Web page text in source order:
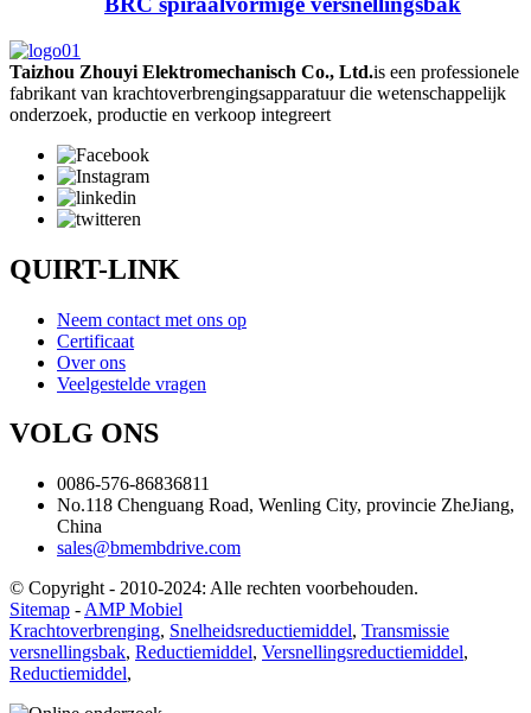
Taizhou Zhouyi Elektromechanisch Co., Ltd.is een professionele
fabrikant van krachtoverbrengingsapparatuur die wetenschappelijk
onderzoek, productie en verkoop integreert
QUIRT-LINK
Neem contact met ons op
Certificaat
Over ons
Veelgestelde vragen
VOLG ONS
0086-576-86836811
No.118 Chenguang Road, Wenling City, provincie ZheJiang,
China
sales@bmembdrive.com
© Copyright - 2010-2024: Alle rechten voorbehouden.
Sitemap - AMP Mobiel
Krachtoverbrenging, Snelheidsreductiemiddel, Transmissie
versnellingsbak, Reductiemiddel, Versnellingsreductiemiddel,
Reductiemiddel,